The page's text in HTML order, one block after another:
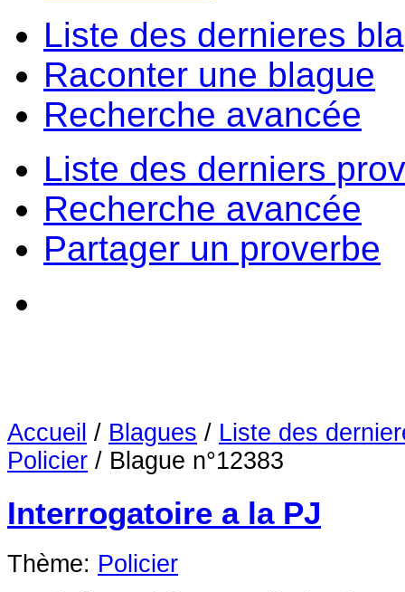
Liste des dernieres
Raconter une blague
Recherche avancée
Liste des derniers
Recherche avancée
Partager un proverbe
Accueil / Blagues / Liste des
Policier / Blague n°12383
Interrogatoire a la PJ
Thème: Policier